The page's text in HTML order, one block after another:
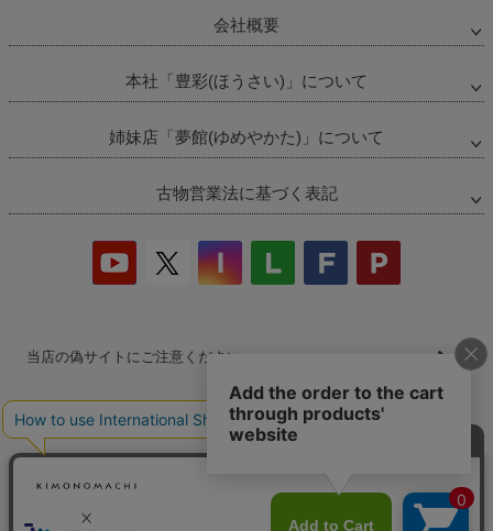
会社概要
本社「豊彩(ほうさい)」について
姉妹店「夢館(ゆめやかた)」について
古物営業法に基づく表記
当店の偽サイトにご注意ください
商品の無断販売・転売の禁止について